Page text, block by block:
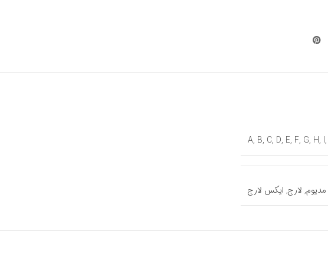
A, B, C, D, E, F, G, H, I,
مدیوم, لارج, ایکس لارج